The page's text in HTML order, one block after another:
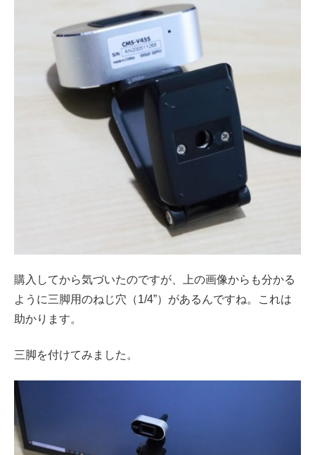
購入してから気づいたのですが、上の画像からも分かる
ように三脚用のねじ穴（1/4”）があるんですね。これは
助かります。
三脚を付けてみました。